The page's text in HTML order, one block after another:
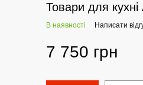
Товари для
В наявності Написати
7 750 грн